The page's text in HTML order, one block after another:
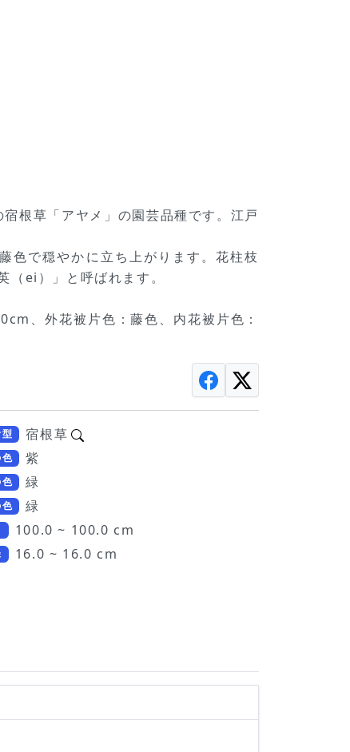
草「アヤメ」の園芸品種です。江戸
で穏やかに立ち上がります。花柱枝
ei）」と呼ばれます。
、外花被片色：藤色、内花被片色：
宿根草
紫
緑
緑
100.0 ~ 100.0 cm
16.0 ~ 16.0 cm